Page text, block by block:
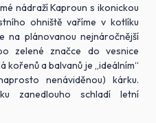
nádraží Kaproun s ikonickou
ohniště vaříme v kotlíku
na plánovanou nejnáročnější
zelené značce do vesnice
kořenů a balvanů je „ideálním“
nenáviděnou) kárku.
zanedlouho schladí letní